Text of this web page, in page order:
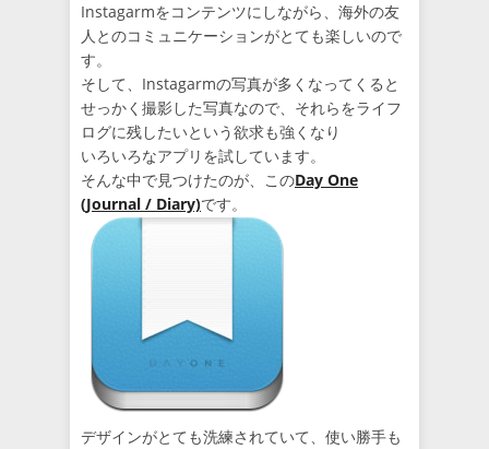
Instagarmをコンテンツにしながら、海外の友
人とのコミュニケーションがとても楽しいので
す。
そして、Instagarmの写真が多くなってくると
せっかく撮影した写真なので、それらをライフ
ログに残したいという欲求も強くなり
いろいろなアプリを試しています。
そんな中で見つけたのが、このDay One
(Journal / Diary)です。
デザインがとても洗練されていて、使い勝手も